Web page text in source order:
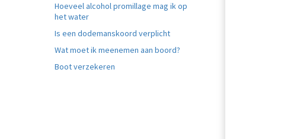
Hoeveel alcohol promillage mag ik op
het water
Is een dodemanskoord verplicht
Wat moet ik meenemen aan boord?
Boot verzekeren